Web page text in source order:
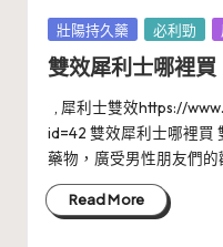
Posted
in
壯陽持久藥 必利勁
雙效犀利士哪裡買
, 犀利士雙效https://
id=42 雙效犀利士哪裡買
藥物，廣受男性朋友們的
Read More